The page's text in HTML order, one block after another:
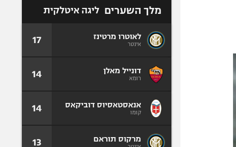
מלך השערים ליגה איטלקית
לאוטרו מרטינז
אינטר 17
דונייל מאלן
רומא 14
אנאסטאסיוס דוביקאס
קומו 14
מרקוס תוראם 13